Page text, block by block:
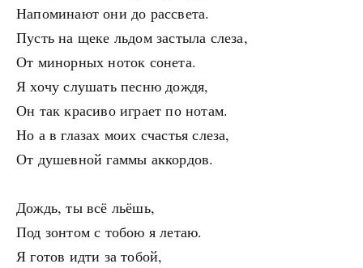
Напоминают они до рассвета.
Пусть на щеке льдом застыла слеза,
От минорных ноток сонета.
Я хочу слушать песню дождя,
Он так красиво играет по нотам.
Но а в глазах моих счастья слеза,
От душевной гаммы аккордов.
Дождь, ты всё льёшь,
Под зонтом с тобою я летаю.
Я готов идти за тобой,